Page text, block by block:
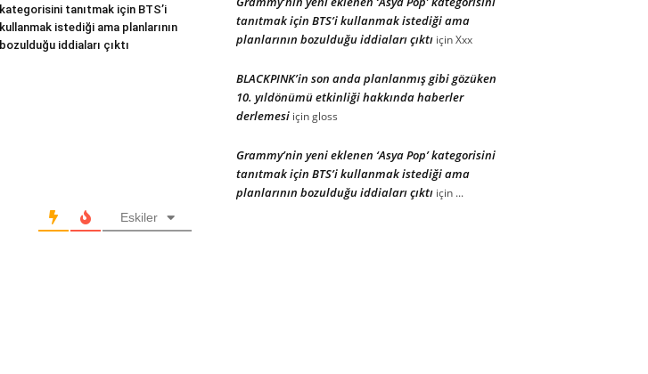
kategorisini tanıtmak için BTS’i
kullanmak istediği ama planlarının
bozulduğu iddiaları çıktı
Eskiler
tanıtmak için BTS’i kullanmak istediği ama
planlarının bozulduğu iddiaları çıktı içinXxx
BLACKPINK’in son anda planlanmış gibi gözüken
10. yıldönümü etkinliği hakkında haberler
derlemesi içingloss
Grammy’nin yeni eklenen ‘Asya Pop’ kategorisini
tanıtmak için BTS’i kullanmak istediği ama
planlarının bozulduğu iddiaları çıktı için ...